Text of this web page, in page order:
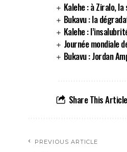
Kalehe : à Ziralo,
Bukavu : la
Kalehe :
Journée mondiale
Bukavu : Jordan
Share This Article
PREVIOUS ARTICLE